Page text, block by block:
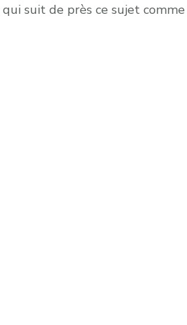
qui suit de près ce sujet